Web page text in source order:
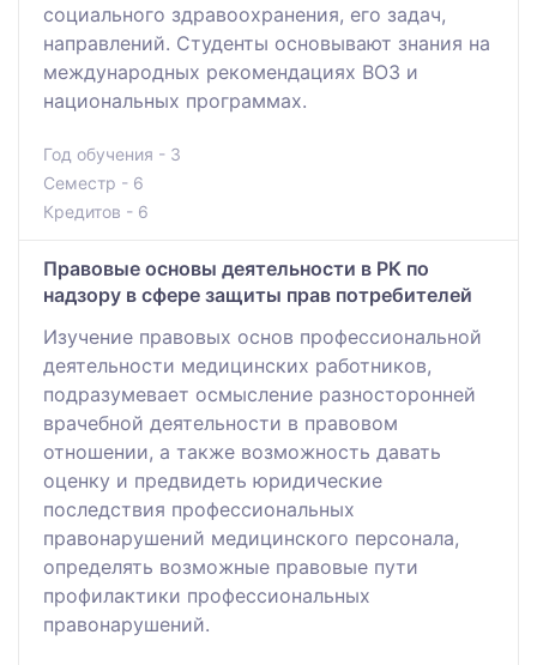
социального здравоохранения, его задач,
направлений. Студенты основывают знания на
международных рекомендациях ВОЗ и
национальных программах.
Год обучения - 3
Семестр - 6
Кредитов - 6
Правовые основы деятельности в РК по
надзору в сфере защиты прав потребителей
Изучение правовых основ профессиональной
деятельности медицинских работников,
подразумевает осмысление разносторонней
врачебной деятельности в правовом
отношении, а также возможность давать
оценку и предвидеть юридические
последствия профессиональных
правонарушений медицинского персонала,
определять возможные правовые пути
профилактики профессиональных
правонарушений.